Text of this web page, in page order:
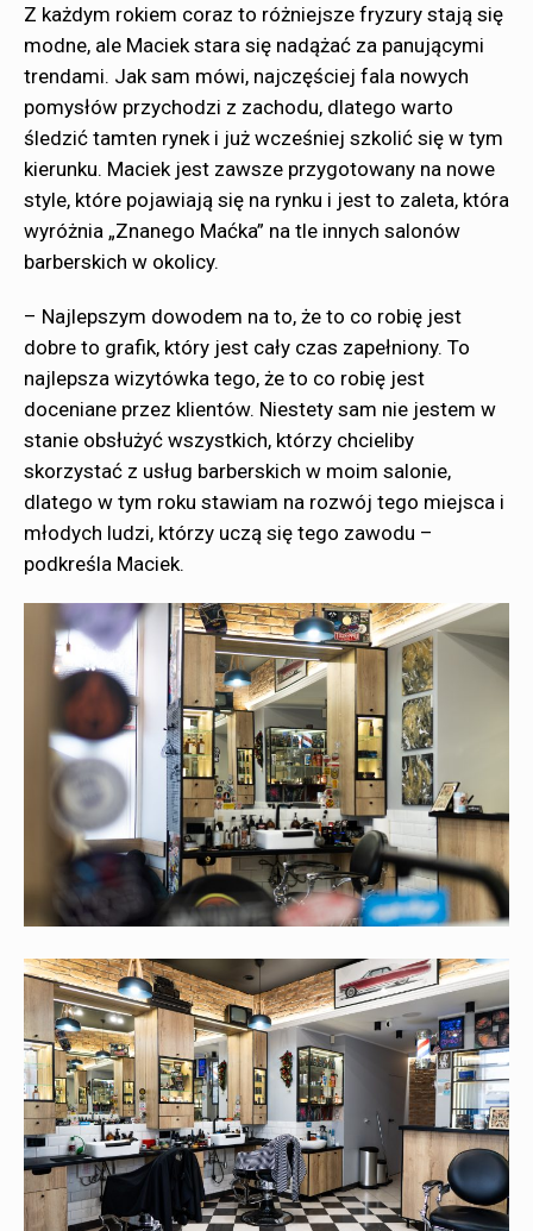
Z każdym rokiem coraz to różniejsze fryzury stają się
modne, ale Maciek stara się nadążać za panującymi
trendami. Jak sam mówi, najczęściej fala nowych
pomysłów przychodzi z zachodu, dlatego warto
śledzić tamten rynek i już wcześniej szkolić się w tym
kierunku. Maciek jest zawsze przygotowany na nowe
style, które pojawiają się na rynku i jest to zaleta, która
wyróżnia „Znanego Maćka” na tle innych salonów
barberskich w okolicy.
– Najlepszym dowodem na to, że to co robię jest
dobre to grafik, który jest cały czas zapełniony. To
najlepsza wizytówka tego, że to co robię jest
doceniane przez klientów. Niestety sam nie jestem w
stanie obsłużyć wszystkich, którzy chcieliby
skorzystać z usług barberskich w moim salonie,
dlatego w tym roku stawiam na rozwój tego miejsca i
młodych ludzi, którzy uczą się tego zawodu –
podkreśla Maciek.